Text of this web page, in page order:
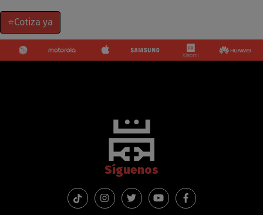
⭐Cotiza ya
Síguenos